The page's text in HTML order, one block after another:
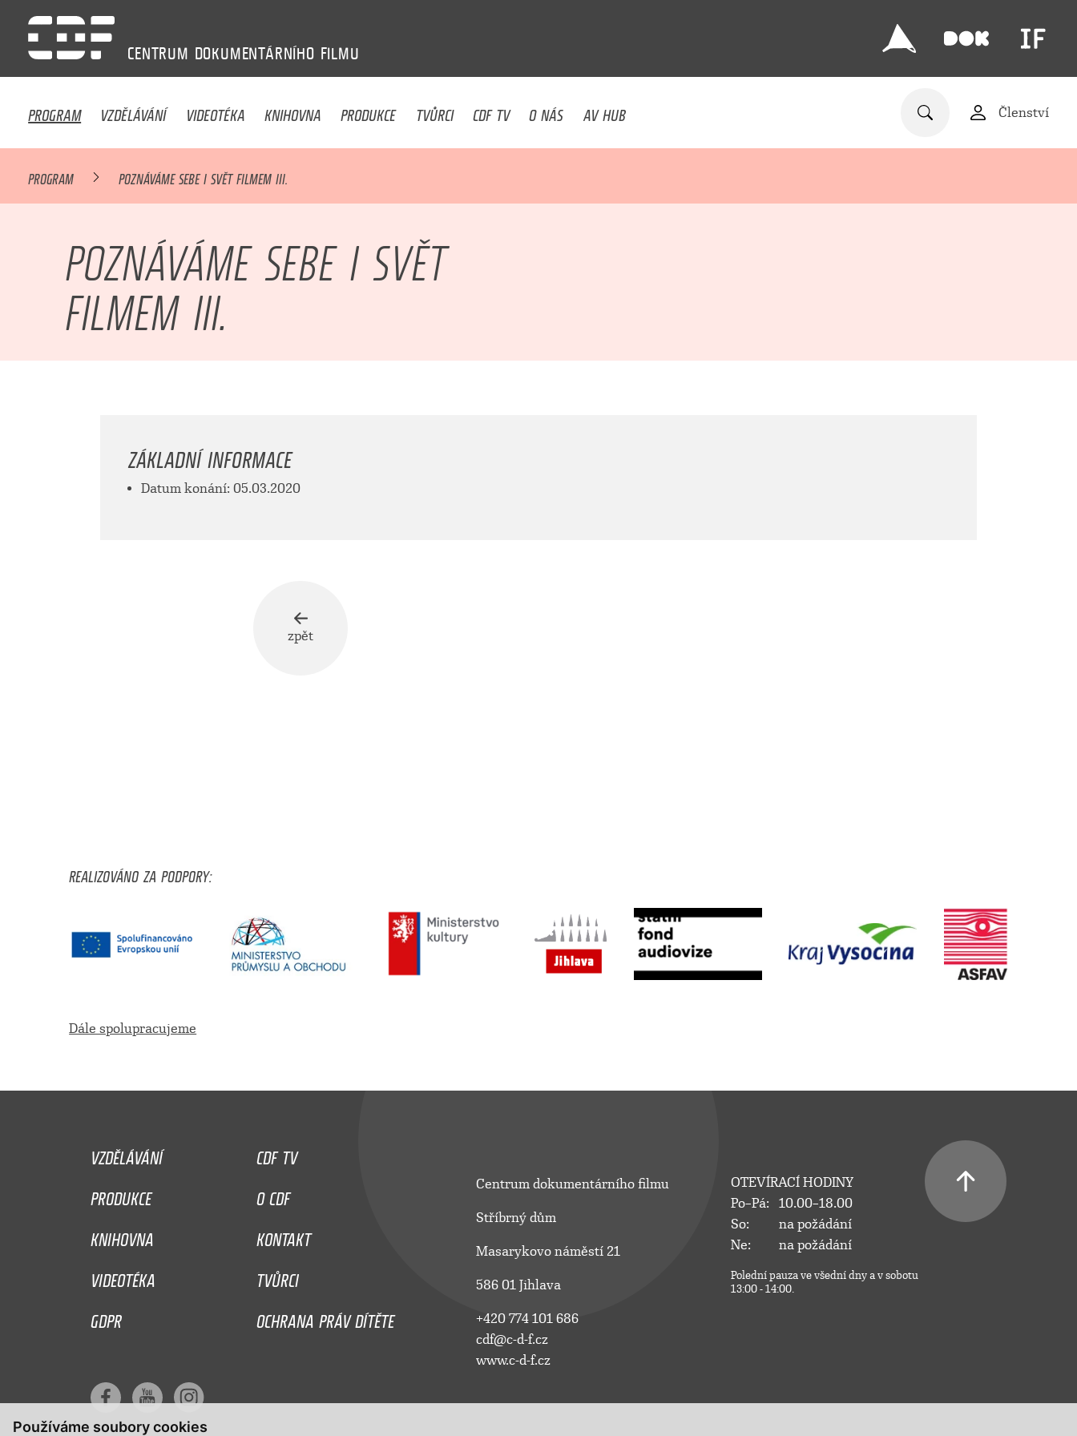
Používáme soubory cookies
CENTRUM DOKUMENTÁRNÍHO FILMU
PROGRAM VZDĚLÁVÁNÍ VIDEOTÉKA KNIHOVNA PRODUKCE TVŮRCI CDF TV O NÁS AV HUB Členství
PROGRAM POZNÁVÁME SEBE I SVĚT FILMEM III.
POZNÁVÁME SEBE I SVĚT
FILMEM III.
ZÁKLADNÍ INFORMACE
Datum konání: 05.03.2020
zpět
REALIZOVÁNO ZA PODPORY:
Dále spolupracujeme
VZDĚLÁVÁNÍ
CDF TV
PRODUKCE
O CDF
KNIHOVNA
KONTAKT
VIDEOTÉKA
TVŮRCI
GDPR
OCHRANA PRÁV DÍTĚTE
Centrum dokumentárního filmu
Stříbrný dům
Masarykovo náměstí 21
586 01 Jihlava
+420 774 101 686
cdf@c-d-f.cz
www.c-d-f.cz
OTEVÍRACÍ HODINY
Po–Pá:
10.00–18.00
So:
na požádání
Ne:
na požádání
Polední pauza ve všední dny a v sobotu
13:00 - 14:00.